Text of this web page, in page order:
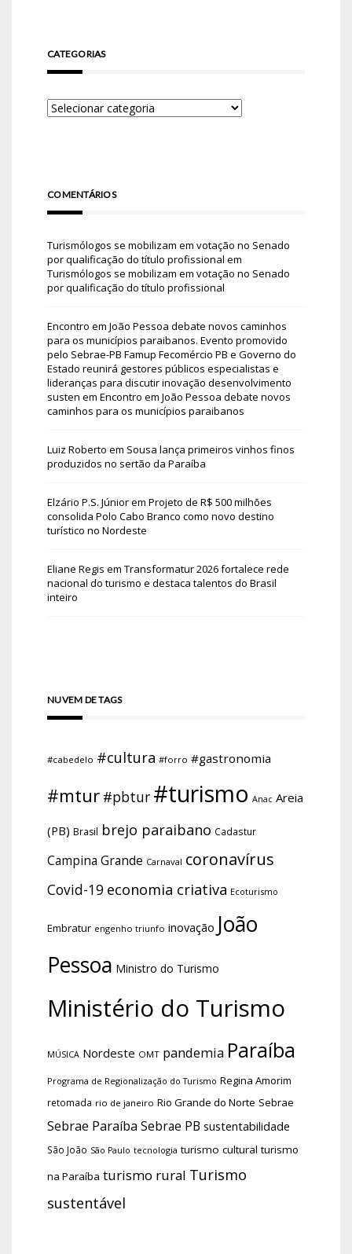
CATEGORIAS
COMENTÁRIOS
Turismólogos se mobilizam em votação no Senado
por qualificação do título profissional em
Turismólogos se mobilizam em votação no Senado
por qualificação do título profissional
Encontro em João Pessoa debate novos caminhos
para os municípios paraibanos. Evento promovido
pelo Sebrae-PB Famup Fecomércio PB e Governo do
Estado reunirá gestores públicos especialistas e
lideranças para discutir inovação desenvolvimento
susten em Encontro em João Pessoa debate novos
caminhos para os municípios paraibanos
Luiz Roberto em Sousa lança primeiros vinhos finos
produzidos no sertão da Paraíba
Elzário P.S. Júniorem Projeto de R$ 500 milhões
consolida Polo Cabo Branco como novo destino
turístico no Nordeste
Eliane Regis em Transformatur 2026 fortalece rede
nacional do turismo e destaca talentos do Brasil
inteiro
NUVEM DE TAGS
#cabedelo #cultura #forro #gastronomia
#mtur #pbtur #turismo Anac Areia
(PB) Brasil brejo paraibano Cadastur
Campina Grande Carnaval coronavírus
Covid-19 economia criativa Ecoturismo
Embratur engenho triunfo inovação João
Pessoa Ministro do Turismo
Ministério do Turismo
MÚSICA Nordeste OMT pandemia Paraíba
Programa de Regionalização do Turismo Regina Amorim
retomada rio de janeiro Rio Grande do Norte Sebrae
Sebrae Paraíba Sebrae PB sustentabilidade
São João São Paulo tecnologia turismo cultural turismo
na Paraíba turismo rural Turismo
sustentável